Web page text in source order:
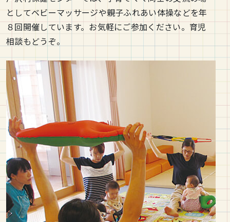
としてベビーマッサージや親子ふれあい体操などを年
８回開催しています。お気軽にご参加ください。育児
相談もどうぞ。